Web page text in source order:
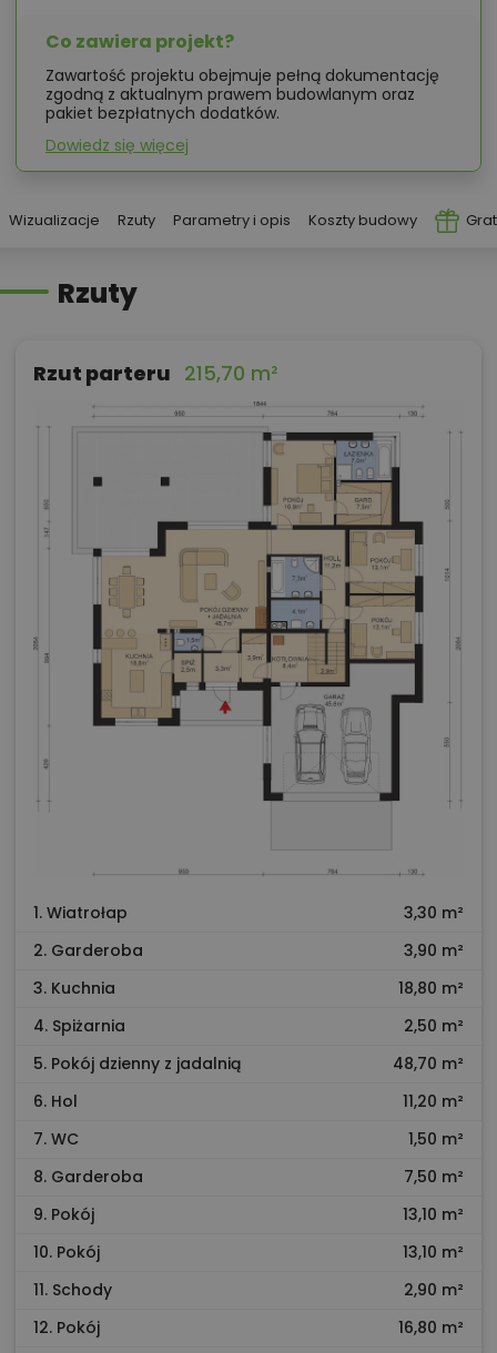
Co zawiera projekt?
Zawartość projektu obejmuje pełną dokumentację
zgodną z aktualnym prawem budowlanym oraz
pakiet bezpłatnych dodatków.
Dowiedz się więcej
Wizualizacje Rzuty Parametry i opis Koszty budowy
Rzuty
Rzut parteru 215,70 m²
1. Wiatrołap
3,30 m²
2. Garderoba
3,90 m²
3. Kuchnia
18,80 m²
4. Spiżarnia
2,50 m²
5. Pokój dzienny z jadalnią
48,70 m²
6. Hol
11,20 m²
7. WC
1,50 m²
8. Garderoba
7,50 m²
9. Pokój
13,10 m²
10. Pokój
13,10 m²
11. Schody
2,90 m²
12. Pokój
16,80 m²